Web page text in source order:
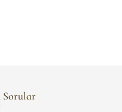
Sorular